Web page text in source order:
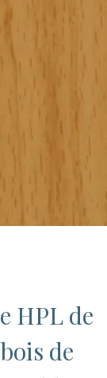
HPL de
de